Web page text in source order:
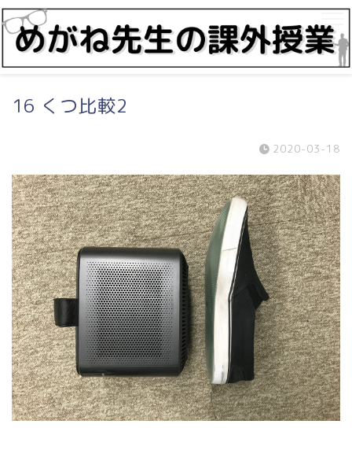
16 くつ比較2
2020-03-18